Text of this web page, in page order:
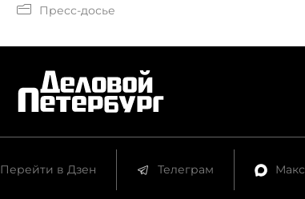
Пресс-досье
Перейти в Дзен Телеграм Макс